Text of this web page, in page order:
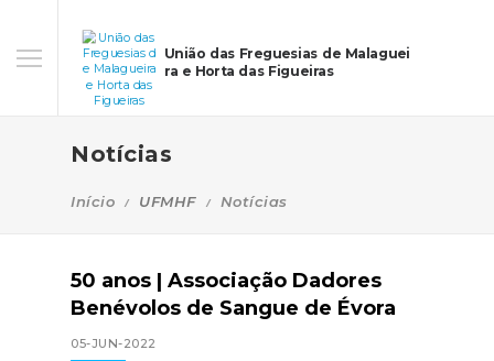
União das Freguesias de Malaguei
ra e Horta das Figueiras
Notícias
Início UFMHF Notícias
50 anos | Associação Dadores
Benévolos de Sangue de Évora
05-JUN-2022